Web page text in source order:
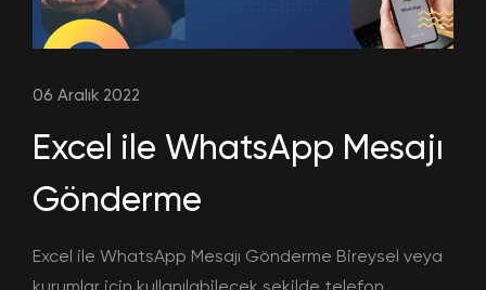
06 Aralık 2022
Excel ile WhatsApp Mesajı
Gönderme
Excel ile WhatsApp Mesajı Gönderme Bireysel veya